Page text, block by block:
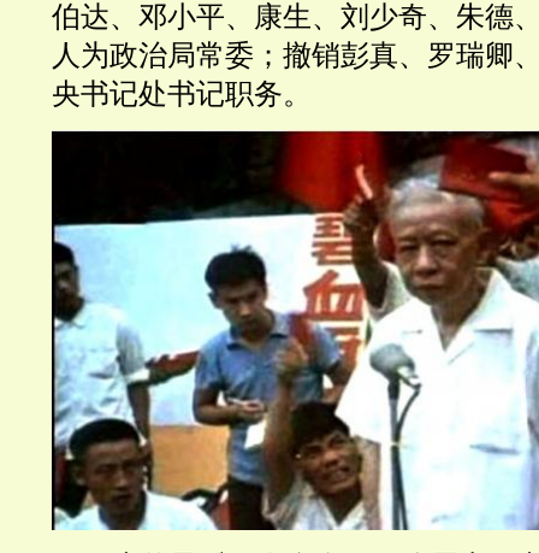
伯达、邓小平、康生、刘少奇、朱德
人为政治局常委；撤销彭真、罗瑞卿
央书记处书记职务。